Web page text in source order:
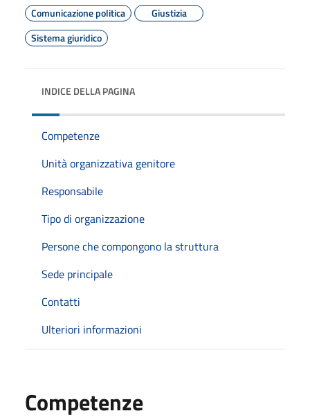
Comunicazione politica
Giustizia
Sistema giuridico
INDICE DELLA PAGINA
Competenze
Unità organizzativa genitore
Responsabile
Tipo di organizzazione
Persone che compongono la struttura
Sede principale
Contatti
Ulteriori informazioni
Competenze